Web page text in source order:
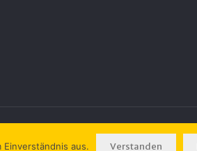
aus. Verstanden